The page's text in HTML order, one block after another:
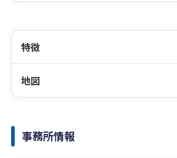
特徴
地図
事務所情報